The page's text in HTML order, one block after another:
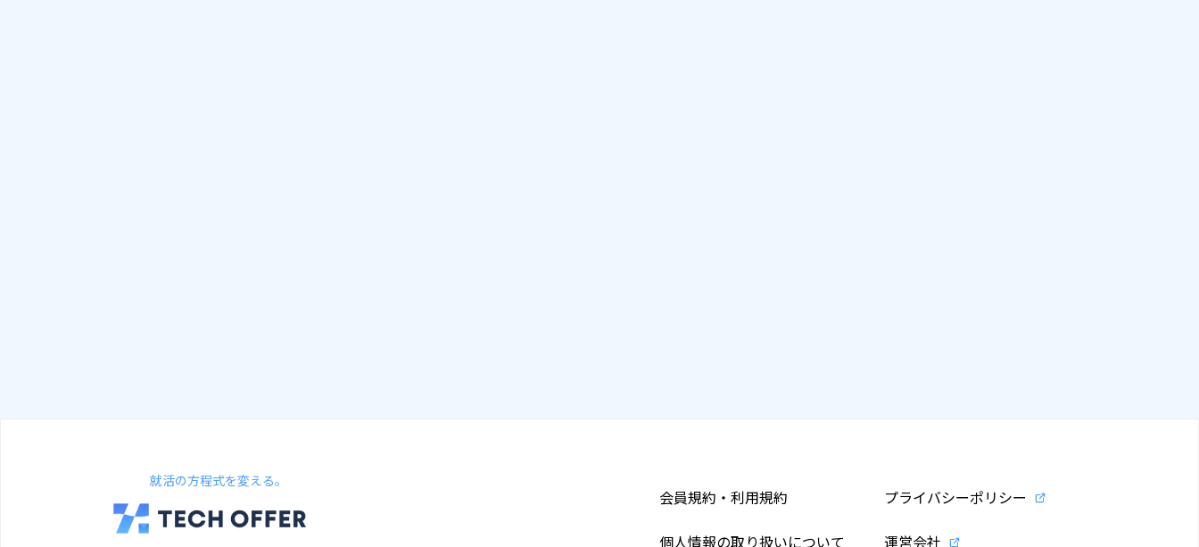
就活の方程式を変える。
会員規約・利用規約
個人情報の取り扱いについて
プライバシーポリシー
運営会社